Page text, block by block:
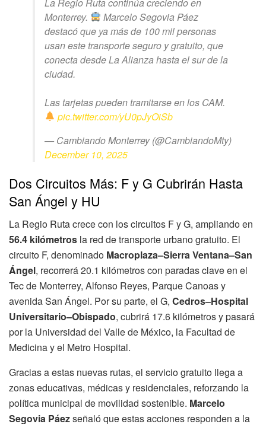
Monterrey.
Marcelo Segovia Páez
destacó que ya más de 100 mil personas
usan este transporte seguro y gratuito, que
conecta desde La Alianza hasta el sur de la
ciudad.
Las tarjetas pueden tramitarse en los CAM.
pic.twitter.com/yU0pJyOiSb
— Cambiando Monterrey (@CambiandoMty)
December 10, 2025
Dos Circuitos Más: F y G Cubrirán Hasta
San Ángel y HU
La Regio Ruta crece con los circuitos F y G, ampliando en
56.4 kilómetros la red de transporte urbano gratuito. El
circuito F, denominado Macroplaza–Sierra Ventana–San
Ángel, recorrerá 20.1 kilómetros con paradas clave en el
Tec de Monterrey, Alfonso Reyes, Parque Canoas y
avenida San Ángel. Por su parte, el G, Cedros–Hospital
Universitario–Obispado, cubrirá 17.6 kilómetros y pasará
por la Universidad del Valle de México, la Facultad de
Medicina y el Metro Hospital.
Gracias a estas nuevas rutas, el servicio gratuito llega a
zonas educativas, médicas y residenciales, reforzando la
política municipal de movilidad sostenible. Marcelo
Segovia Páezseñaló que estas acciones responden a la